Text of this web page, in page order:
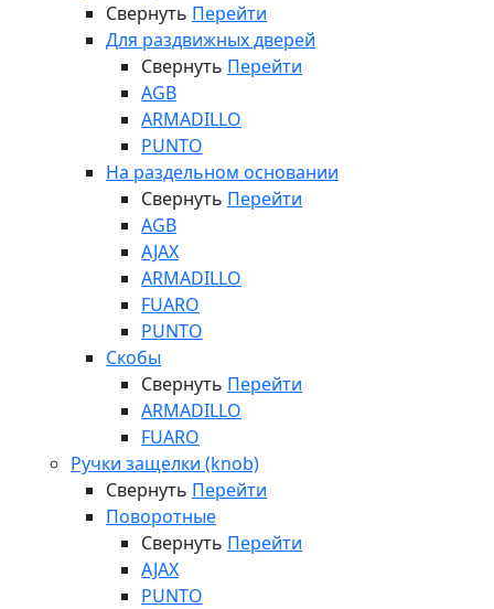
Свернуть Перейти
Для раздвижных дверей
Свернуть Перейти
AGB
ARMADILLO
PUNTO
На раздельном основании
Свернуть Перейти
AGB
AJAX
ARMADILLO
FUARO
PUNTO
Скобы
Свернуть Перейти
ARMADILLO
FUARO
Ручки защелки (knob)
Свернуть Перейти
Поворотные
Свернуть Перейти
AJAX
PUNTO